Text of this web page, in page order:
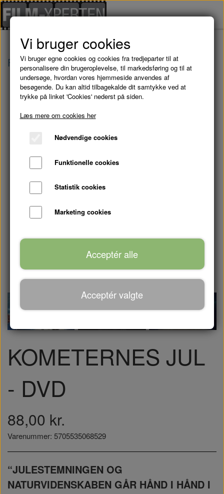
Forside Julefilm KOMETERNES JUL - DVD
KOMETERNES JUL
- DVD
88,00 kr.
Varenummer: 5705535068529
“JULESTEMNINGEN OG
NATURVIDENSKABEN GÅR HÅND I HÅND I
Vi bruger cookies
Vi bruger egne cookies og cookies fra tredjeparter til at
personalisere din brugeroplevelse, til markedsføring og til at
undersøge, hvordan vores hjemmeside anvendes af
besøgende. Du kan altid tilbagekalde dit samtykke ved at
trykke på linket 'Cookies' nederst på siden.
Læs mere om cookies her
Nødvendige cookies
Funktionelle cookies
Statistik cookies
Marketing cookies
Acceptér alle
Acceptér valgte